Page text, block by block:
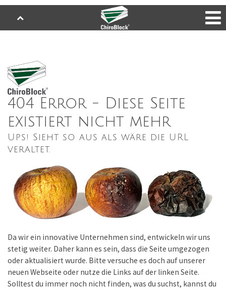
404 Error - Diese Seite
existiert nicht mehr
Ups! Sieht so aus als wäre die URL
veraltet.
Da wir ein innovative Unternehmen sind, entwickeln wir uns
stetig weiter. Daher kann es sein, dass die Seite umgezogen
oder aktualisiert wurde. Bitte versuche es doch auf unserer
neuen Webseite oder nutze die Links auf der linken Seite.
Solltest du immer noch nicht finden, was du suchst, kannst du